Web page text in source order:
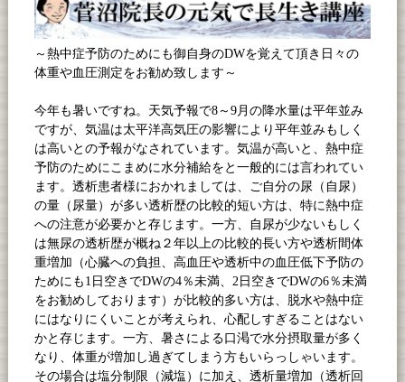
～熱中症予防のためにも御自身のDWを覚えて頂き日々の
体重や血圧測定をお勧め致します～
今年も暑いですね。天気予報で8 ～9月の降水量は平年並み
ですが、気温は太平洋高気圧の影響により平年並みもしく
は高いとの予報がなされています。気温が高いと、熱中症
予防のためにこまめに水分補給をと一般的には言われてい
ます。透析患者様におかれましては、ご自分の尿（自尿）
の量（尿量）が多い透析歴の比較的短い方は、特に熱中症
への注意が必要かと存じます。一方、自尿が少ないもしく
は無尿の透析歴が概ね２年以上の比較的長い方や透析間体
重増加（心臓への負担、高血圧や透析中の血圧低下予防の
ためにも 1 日空きでDWの4％未満、2 日空きでDWの6％未満
をお勧めしております）が比較的多い方は、脱水や熱中症
にはなりにくいことが考えられ、心配しすぎることはない
かと存じます。一方、暑さによる口渇で水分摂取量が多く
なり、体重が増加し過ぎてしまう方もいらっしゃいます。
その場合は塩分制限（減塩）に加え、透析量増加（透析回